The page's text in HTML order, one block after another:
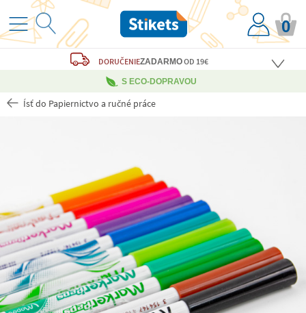
0
DORUČENIEZADARMOOD 19€
S ECO-DOPRAVOU
Ísť do Papiernictvo a ručné práce